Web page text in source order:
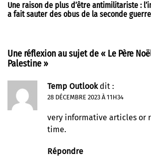
Une raison de plus d’être antimilitariste :
a fait sauter des obus de la seconde
Une réflexion au sujet de « Le Père
Palestine »
Temp Outlook dit :
28 DÉCEMBRE 2023 À 11H34
very informative articles or
time.
Répondre